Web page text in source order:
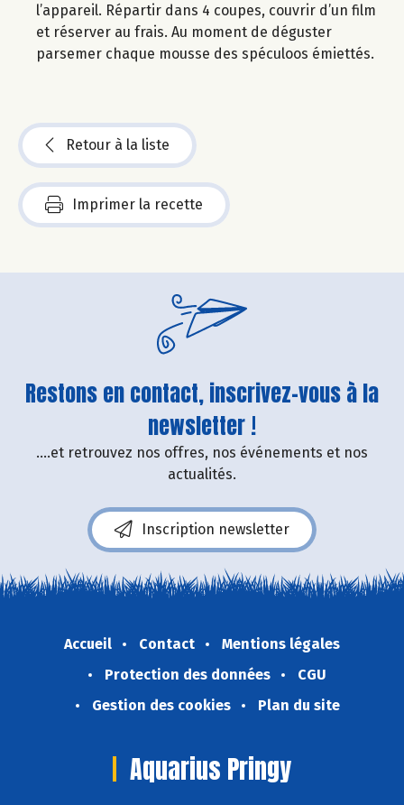
l’appareil. Répartir dans 4 coupes, couvrir d’un film
et réserver au frais. Au moment de déguster
parsemer chaque mousse des spéculoos émiettés.
Retour à la liste
Imprimer la recette
Restons en contact, inscrivez-vous à la
newsletter !
....et retrouvez nos offres, nos événements et nos
actualités.
Inscription newsletter
Accueil Contact
Mentions légales
Protection des données
CGU
Gestion des cookies
Plan du site
Aquarius Pringy